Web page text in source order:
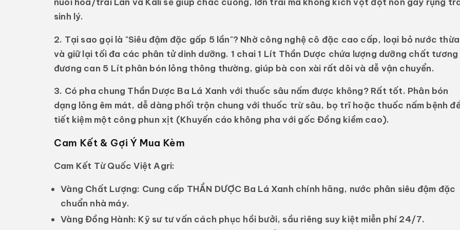
sinh lý.
2. Tại sao gọi là "Siêu đậm đặc gấp 5 lần"? Nhờ công nghệ cô đặc cao cấp, loại bỏ nước thừa
và giữ lại tối đa các phân tử dinh dưỡng. 1 chai 1 Lít Thần Dược chứa lượng dưỡng chất tương
đương can 5 Lít phân bón lỏng thông thường, giúp bà con xài rất dôi và dễ vận chuyển.
3. Có pha chung Thần Dược Ba Lá Xanh với thuốc sâu nấm được không?Rất tốt. Phân bón
dạng lỏng êm mát, dễ dàng phối trộn chung với thuốc trừ sâu, bọ trĩ hoặc thuốc nấm bệnh
tiết kiệm một công phun xịt (Khuyến cáo không pha với gốc Đồng kiềm cao).
Cam Kết & Gợi Ý Mua Kèm
Cam Kết Từ Quốc Việt Agri:
Vàng Chất Lượng: Cung cấp THẦN DƯỢC Ba Lá Xanh chính hãng, nước phân siêu đậm đặc
chuẩn nhà máy.
Vàng Đồng Hành: Kỹ sư tư vấn cách phục hồi bưởi, sầu riêng suy kiệt miễn phí 24/7.